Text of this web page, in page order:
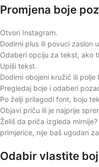
Promjena boje
Otvori Instagram.
Dodirni plus ili povuci zaslon
Odaberi opciju za tekst, ako
Upiši tekst.
Dodirni obojeni kružić ili polje
Pregledaj boje i odaberi
Po želji prilagodi font, boju
Objavi priču ili je najprije
Želiš da priča izgleda
primjerice, nije baš ugodan
Odabir vlastite